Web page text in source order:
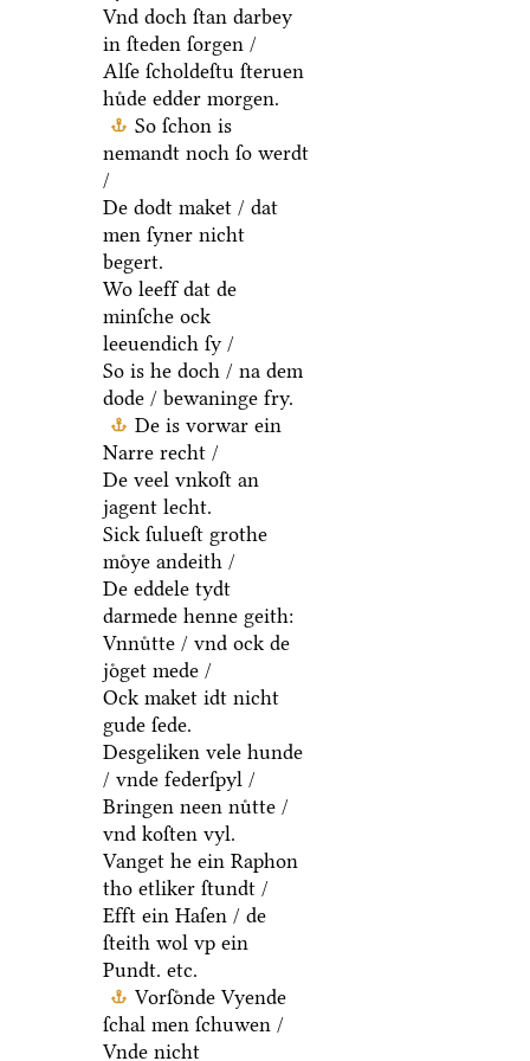
Vnd doch ſtan darbey
in ſteden ſorgen /
Alſe ſcholdeſtu ſteruen
huͤde edder morgen.
So ſchon is
nemandt noch ſo werdt
/
De dodt maket / dat
men ſyner nicht
begert.
Wo leeff dat de
minſche ock
leeuendich ſy /
So is he doch / na dem
dode / bewaninge fry.
De is vorwar ein
Narre recht /
De veel vnkoſt an
jagent lecht.
Sick ſulueſt grothe
moͤye andeith /
De eddele tydt
darmede henne geith:
Vnnuͤtte / vnd ock de
joͤget mede /
Ock maket idt nicht
gude ſede.
Desgeliken vele hunde
/ vnde federſpyl /
Bringen neen nuͤtte /
vnd koſten vyl.
Vanget he ein Raphon
tho etliker ſtundt /
Efft ein Haſen / de
ſteith wol vp ein
Pundt. etc.
Vorſoͤnde Vyende
ſchal men ſchuwen /
Vnde nicht